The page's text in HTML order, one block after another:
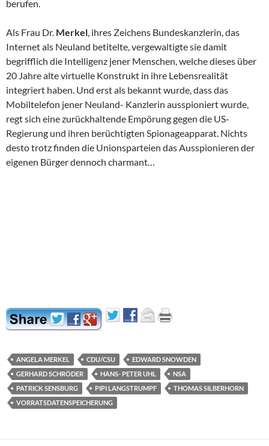
berufen.
Als Frau Dr. Merkel, ihres Zeichens Bundeskanzlerin, das
Internet als Neuland betitelte, vergewaltigte sie damit
begrifflich die Intelligenz jener Menschen, welche dieses über
20 Jahre alte virtuelle Konstrukt in ihre Lebensrealität
integriert haben. Und erst als bekannt wurde, dass das
Mobiltelefon jener Neuland- Kanzlerin ausspioniert wurde,
regt sich eine zurückhaltende Empörung gegen die US-
Regierung und ihren berüchtigten Spionageapparat. Nichts
desto trotz finden die Unionsparteien das Ausspionieren der
eigenen Bürger dennoch charmant…
ANGELA MERKEL CDU/CSU
EDWARD SNOWDEN
GERHARD SCHRÖDER
HANS- PETER UHL
NSA
PATRICK SENSBURG
PIPI LANGSTRUMPF
THOMAS SILBERHORN
VORRATSDATENSPEICHERUNG